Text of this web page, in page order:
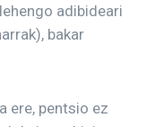
adibideari
bakar
ere, pentsio ez